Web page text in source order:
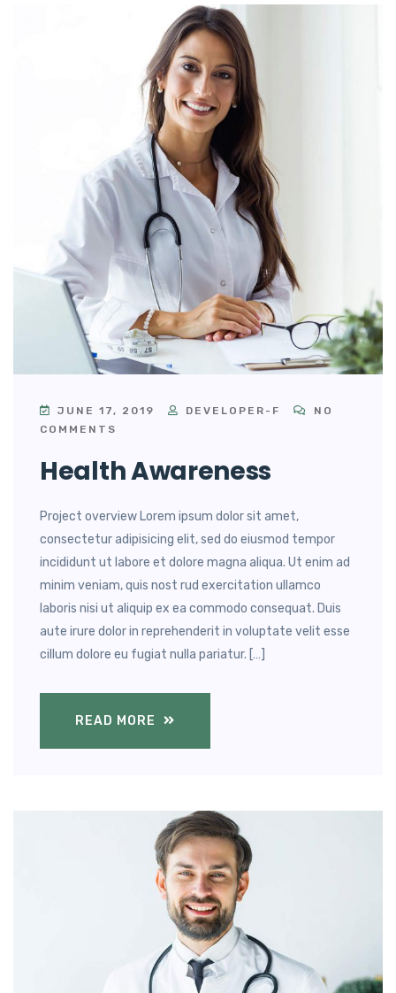
JUNE 17, 2019 DEVELOPER-F
NO
COMMENTS
Health Awareness
Project overview Lorem ipsum dolor sit amet,
consectetur adipisicing elit, sed do eiusmod tempor
incididunt ut labore et dolore magna aliqua. Ut enim ad
minim veniam, quis nost rud exercitation ullamco
laboris nisi ut aliquip ex ea commodo consequat. Duis
aute irure dolor in reprehenderit in voluptate velit esse
cillum dolore eu fugiat nulla pariatur. […]
READ MORE